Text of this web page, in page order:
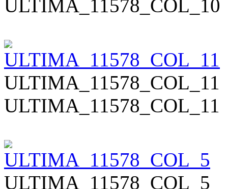
ULTIMA_11578_COL_10
ULTIMA_11578_COL_11
ULTIMA_11578_COL_11
ULTIMA_11578_COL_5